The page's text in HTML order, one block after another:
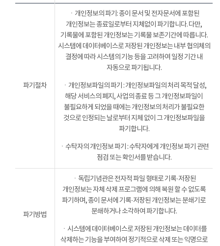
파기절차
ㆍ개인정보의 파기: 종이 문서 및 전자문서에 포함된
개인정보는 종료일로부터 지체없이 파기합니다. 다만,
기록물에 포함된 개인정보는 기록물 보존기간에 따릅니다.
시스템에 데이터베이스로 저장된 개인정보는 내부 협의체의
결정에 따라 시스템의 기능 등을 고려하여 일정 기간 내
자동으로 파기됩니다.
ㆍ개인정보파일의 파기 : 개인정보파일의 처리 목적 달성,
해당 서비스의 폐지, 사업의 종료 등 그 개인정보파일이
불필요하게 되었을 때에는 개인정보의 처리가 불필요한
것으로 인정되는 날로부터 지체 없이 그 개인정보파일을
파기합니다.
ㆍ수탁자의 개인정보 파기 : 수탁자에게 개인정보 파기 관련
점검 또는 확인서를 받습니다.
파기방법
ㆍ독립기념관은 전자적 파일 형태로 기록·저장된
개인정보는 자체 삭제 프로그램에 의해 복원 할 수 없도록
파기하며, 종이 문서에 기록·저장된 개인정보는 분쇄기로
분쇄하거나 소각하여 파기합니다.
ㆍ시스템에 데이터베이스로 저장된 개인정보는 데이터를
삭제하는 기능을 부여하여 정기적으로 삭제 또는 익명으로